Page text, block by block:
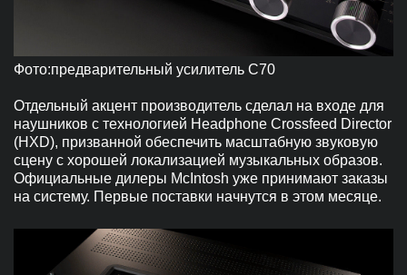
Фото:предварительный усилитель C70
Отдельный акцент производитель сделал на входе для
наушников с технологией Headphone Crossfeed Director
(HXD), призванной обеспечить масштабную звуковую
сцену с хорошей локализацией музыкальных образов.
Официальные дилеры McIntosh уже принимают заказы
на систему. Первые поставки начнутся в этом месяце.